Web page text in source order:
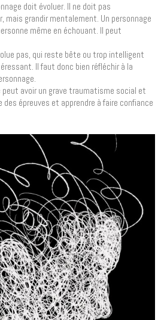
doit évoluer. Il ne doit pas
grandir mentalement. Un personnage
même en échouant. Il peut
pas, qui reste bête ou trop intelligent
Il faut donc bien réfléchir à la
peut avoir un grave traumatisme social et
épreuves et apprendre à faire confiance